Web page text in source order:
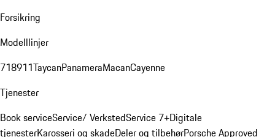
Forsikring
Modelllinjer
718911TaycanPanameraMacanCayenne
Tjenester
Book serviceService/ VerkstedService 7+Digitale
tjenesterKarosseri og skadeDeler og tilbehørPorsche Approved